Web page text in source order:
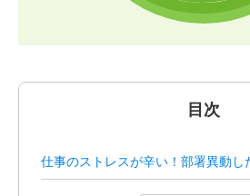
目次
仕事のストレスが辛い！部署異動し